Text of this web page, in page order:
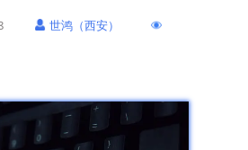
世鸿（西安）